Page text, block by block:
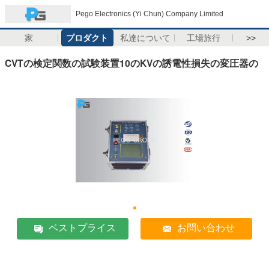
Pego Electronics (Yi Chun) Company Limited
家 プロダクト 私達について 工場旅行 >>
CVTの検定関数の試験装置10のKVの誘電性損失の変圧器の
ベストプライス お問い合わせ